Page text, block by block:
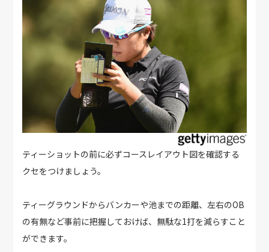
ティーショットの前に必ずコースレイアウト図を確認する
クセをつけましょう。
ティーグラウンドからバンカーや池までの距離、左右のOB
の有無など事前に把握しておけば、無駄な1打を減らすこと
ができます。